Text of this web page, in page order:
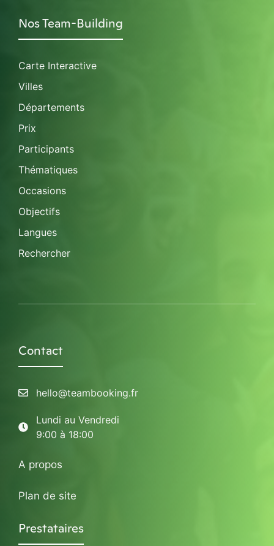
Nos Team-Building
Carte Interactive
Villes
Départements
Prix
Participants
Thématiques
Occasions
Objectifs
Langues
Rechercher
Contact
hello@teambooking.fr
Lundi au Vendredi
9:00 à 18:00
A propos
Plan de site
Prestataires